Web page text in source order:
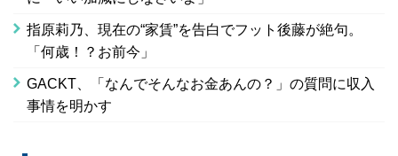
指原莉乃、現在の“家賃”を告白でフット後藤が絶句。
「何歳！？お前今」
GACKT、「なんでそんなお金あんの？」の質問に収入
事情を明かす